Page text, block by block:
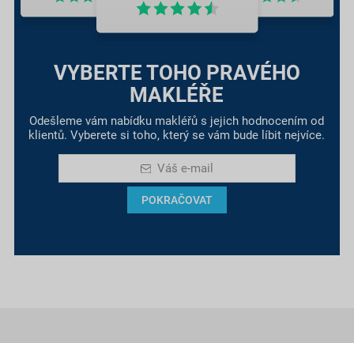
VYBERTE TOHO PRAVÉHO
MAKLÉŘE
Odešleme vám nabídku makléřů s jejich hodnocením od
klientů. Vyberete si toho, který se vám bude líbit nejvíce.
Váš e-mail
POKRAČOVAT